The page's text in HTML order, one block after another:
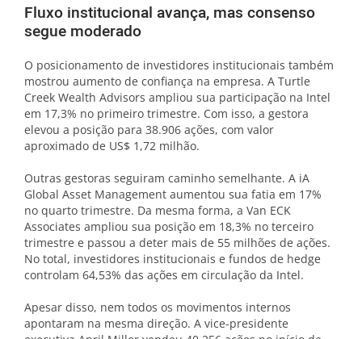
Fluxo institucional avança, mas consenso
segue moderado
O posicionamento de investidores institucionais também
mostrou aumento de confiança na empresa. A Turtle
Creek Wealth Advisors ampliou sua participação na Intel
em 17,3% no primeiro trimestre. Com isso, a gestora
elevou a posição para 38.906 ações, com valor
aproximado de US$ 1,72 milhão.
Outras gestoras seguiram caminho semelhante. A iA
Global Asset Management aumentou sua fatia em 17%
no quarto trimestre. Da mesma forma, a Van ECK
Associates ampliou sua posição em 18,3% no terceiro
trimestre e passou a deter mais de 55 milhões de ações.
No total, investidores institucionais e fundos de hedge
controlam 64,53% das ações em circulação da Intel.
Apesar disso, nem todos os movimentos internos
apontaram na mesma direção. A vice-presidente